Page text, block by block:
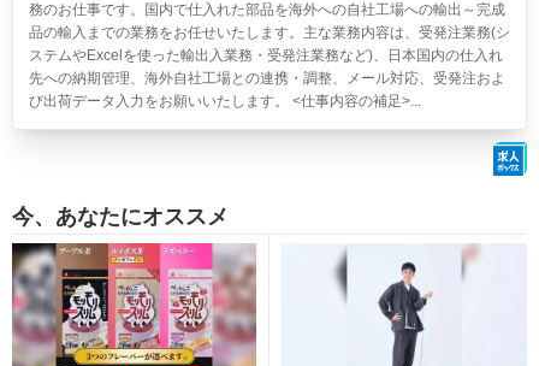
務のお仕事です。国内で仕入れた部品を海外への自社工場への輸出～完成
品の輸入までの業務をお任せいたします。主な業務内容は、受発注業務(シ
ステムやExcelを使った輸出入業務・受発注業務など)、日本国内の仕入れ
先への納期管理、海外自社工場との連携・調整、メール対応、受発注およ
び出荷データ入力をお願いいたします。 <仕事内容の補足>...
今、あなたにオススメ